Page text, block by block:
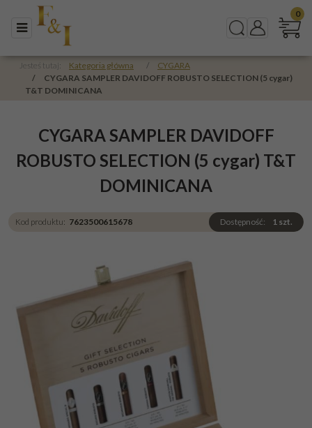
Menu SzukajPanel
0
Jesteś tutaj: Kategoria główna /
CYGARA
/
CYGARA SAMPLER DAVIDOFF ROBUSTO SELECTION (5 cygar)
T&T DOMINICANA
CYGARA SAMPLER DAVIDOFF
ROBUSTO SELECTION (5 cygar) T&T
DOMINICANA
Kod produktu: 7623500615678 Dostępność: 1 szt.